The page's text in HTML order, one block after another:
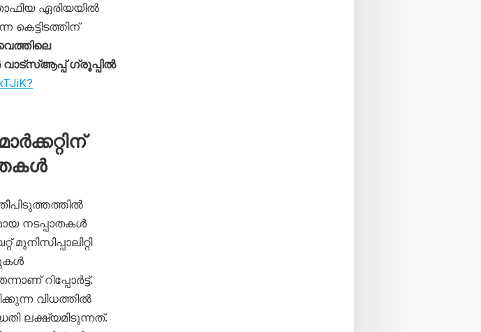
ഏരിയയിൽ
ഗ്രൂപ്പിൽ
നടപ്പാതകൾ
റിപ്പോർട്ട്.
വിധത്തിൽ
ലക്ഷ്യമിടുന്നത്.